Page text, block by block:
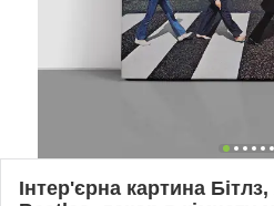
Інтер'єрна картина